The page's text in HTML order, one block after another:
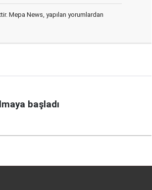
Mepa News, yapılan yorumlardan
başladı